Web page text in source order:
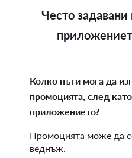
Често
Колко пъти мога да
промоцията, след
приложението?
Промоцията може да
веднъж.